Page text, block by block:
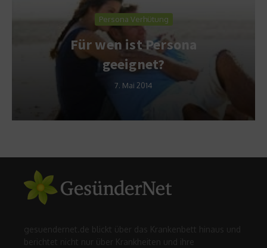
Persona Verhütung
Für wen ist Persona
geeignet?
7. Mai 2014
gesuendernet.de blickt über das Krankenbett hinaus und
berichtet nicht nur über Krankheiten und ihre